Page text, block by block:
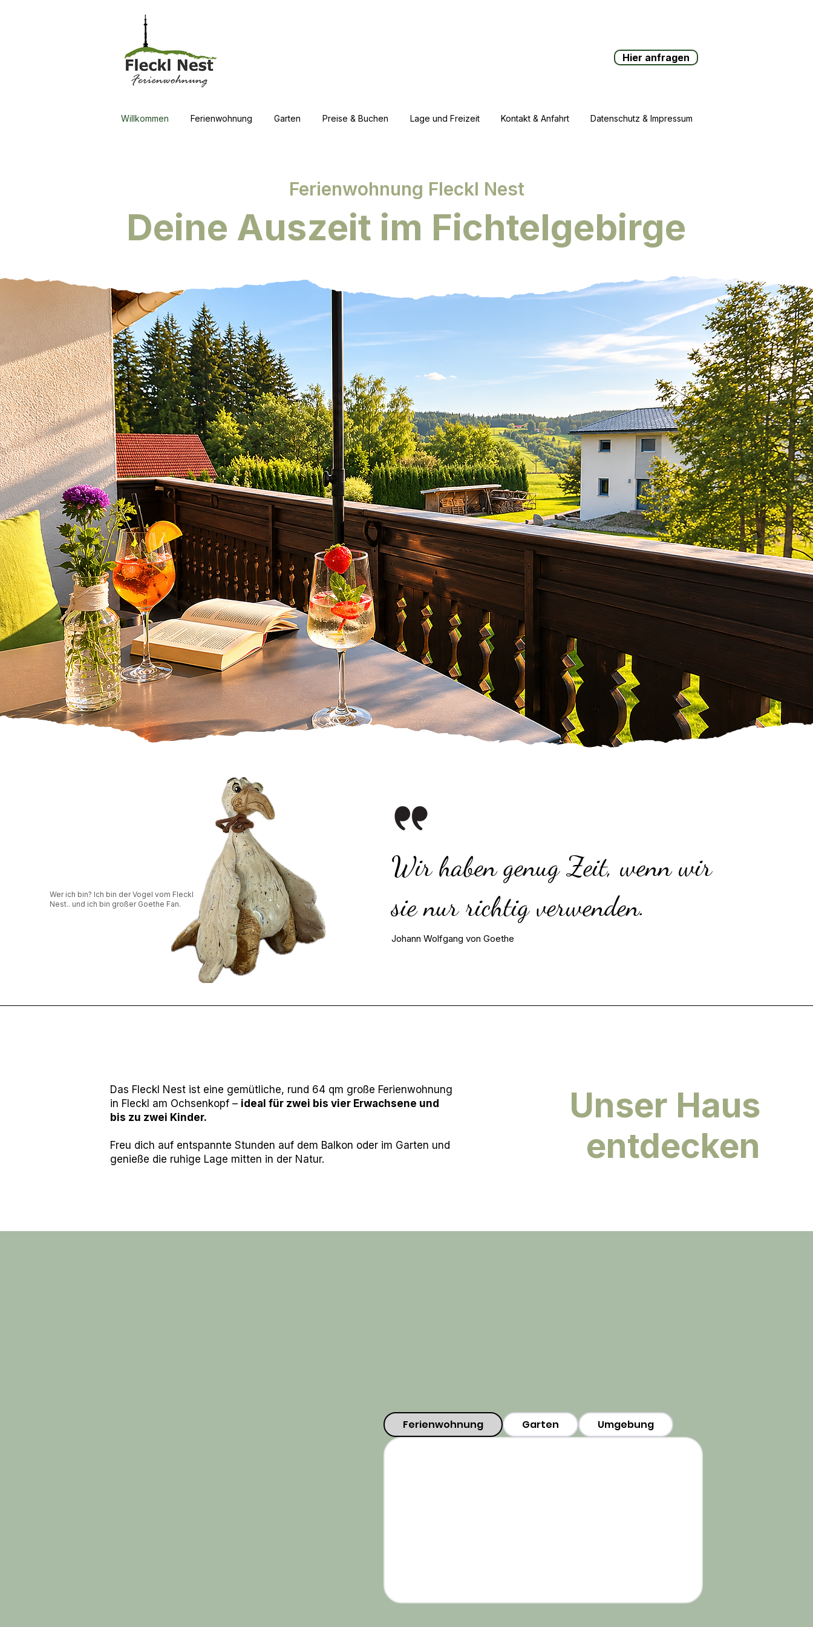
Hier anfragen
Willkommen Ferienwohnung Garten Preise & Buchen Lage und Freizeit Kontakt & Anfahrt Datenschutz & Impressum
Ferienwohnung Fleckl Nest
Deine Auszeit im Fichtelgebirge
Wer ich bin? Ich bin der Vogel vom Fleckl
Nest.. und ich bin großer Goethe Fan.
Wir haben genug Zeit, wenn wir
sie nur richtig verwenden.
Johann Wolfgang von Goethe
Das Fleckl Nest ist eine gemütliche, rund 64 qm große Ferienwohnung
in Fleckl am Ochsenkopf – ideal für zwei bis vier Erwachsene und
bis zu zwei Kinder.
Freu dich auf entspannte Stunden auf dem Balkon oder im Garten und
genieße die ruhige Lage mitten in der Natur.
Unser Haus
entdecken
Ferienwohnung Garten Umgebung